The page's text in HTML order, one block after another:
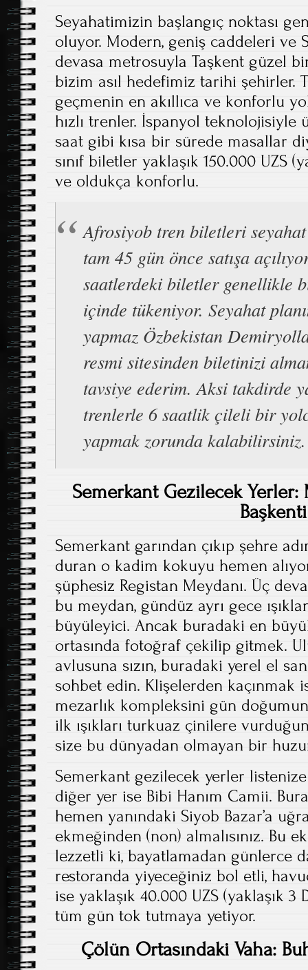
Seyahatimizin başlangıç noktası
oluyor. Modern, geniş caddeleri ve
devasa metrosuyla Taşkent güzel
bizim asıl hedefimiz tarihi şehirler.
geçmenin en akıllıca ve konforlu
hızlı trenler. İspanyol
saat gibi kısa bir sürede masallar
sınıf biletler yaklaşık 150.000 UZS
ve oldukça konforlu.
Afrosiyob tren biletleri
tam 45 gün önce satışa
saatlerdeki biletler genellikle
içinde tükeniyor. Seyahat
yapmaz Özbekistan
resmi sitesinden biletinizi
tavsiye ederim. Aksi takdirde
trenlerle 6 saatlik çileli bir
yapmak zorunda kalabilirsiniz.
Semerkant Gezilecek
Başkenti
Semerkant garından çıkıp şehre
duran o kadim kokuyu hemen
şüphesiz Registan Meydanı. Üç
bu meydan, gündüz ayrı gece
büyüleyici. Ancak buradaki en
ortasında fotoğraf çekilip gitmek.
avlusuna sızın, buradaki yerel el
sohbet edin. Klişelerden kaçınmak
mezarlık kompleksini gün
ilk ışıkları turkuaz çinilere
size bu dünyadan olmayan bir
Semerkant gezilecek yerler
diğer yer ise Bibi Hanım Camii.
hemen yanındaki Siyob Bazar’a
ekmeğinden (non) almalısınız. Bu
lezzetli ki, bayatlamadan günlerce
restoranda yiyeceğiniz bol etli,
ise yaklaşık 40.000 UZS (yaklaşık
tüm gün tok tutmaya yetiyor.
Çölün Ortasındaki Vaha: